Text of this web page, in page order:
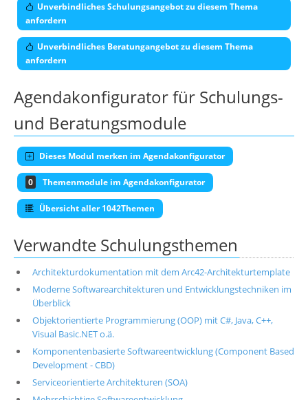
Unverbindliches Schulungsangebot zu diesem Thema
anfordern
Unverbindliches Beratungangebot zu diesem Thema
anfordern
Agendakonfigurator für Schulungs-
und Beratungsmodule
Dieses Modul merken im Agendakonfigurator
0 Themenmodule im Agendakonfigurator
Übersicht aller 1042Themen
Verwandte Schulungsthemen
Architekturdokumentation mit dem Arc42-Architekturtemplate
Moderne Softwarearchitekturen und Entwicklungstechniken im
Überblick
Objektorientierte Programmierung (OOP) mit C#, Java, C++,
Visual Basic.NET o.ä.
Komponentenbasierte Softwareentwicklung (Component Based
Development - CBD)
Serviceorientierte Architekturen (SOA)